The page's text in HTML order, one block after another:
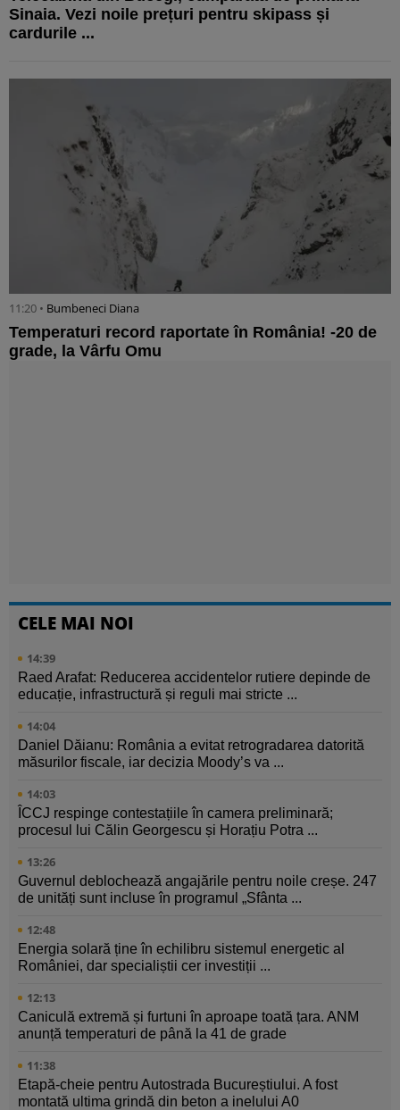
Sinaia. Vezi noile prețuri pentru skipass și
cardurile ...
11:20 • Bumbeneci Diana
Temperaturi record raportate în România! -20 de
grade, la Vârfu Omu
CELE MAI NOI
14:39
Raed Arafat: Reducerea accidentelor rutiere depinde de
educație, infrastructură și reguli mai stricte ...
14:04
Daniel Dăianu: România a evitat retrogradarea datorită
măsurilor fiscale, iar decizia Moody’s va ...
14:03
ÎCCJ respinge contestațiile în camera preliminară;
procesul lui Călin Georgescu și Horațiu Potra ...
13:26
Guvernul deblochează angajările pentru noile creșe. 247
de unități sunt incluse în programul „Sfânta ...
12:48
Energia solară ține în echilibru sistemul energetic al
României, dar specialiștii cer investiții ...
12:13
Caniculă extremă și furtuni în aproape toată țara. ANM
anunță temperaturi de până la 41 de grade
11:38
Etapă-cheie pentru Autostrada Bucureștiului. A fost
montată ultima grindă din beton a inelului A0